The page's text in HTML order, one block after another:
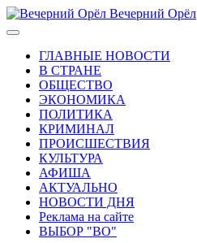
Вечерний Орёл
ГЛАВНЫЕ НОВОСТИ
В СТРАНЕ
ОБЩЕСТВО
ЭКОНОМИКА
ПОЛИТИКА
КРИМИНАЛ
ПРОИСШЕСТВИЯ
КУЛЬТУРА
АФИША
АКТУАЛЬНО
НОВОСТИ ДНЯ
Реклама на сайте
ВЫБОР "ВО"